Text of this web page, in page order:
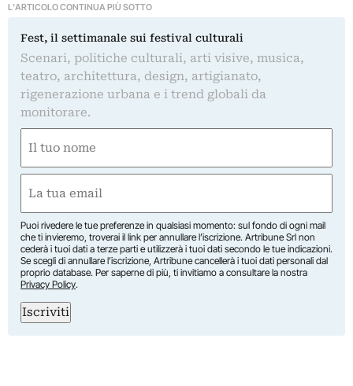
L'ARTICOLO CONTINUA PIÙ SOTTO
Fest, il settimanale sui festival culturali
Scenari, politiche culturali, arti visive, musica,
teatro, architettura, design, artigianato,
rigenerazione urbana e i trend globali da
monitorare.
(Required)
First
(Required)
Puoi rivedere le tue preferenze in qualsiasi momento: sul fondo di ogni mail
che ti invieremo, troverai il link per annullare l’iscrizione. Artribune Srl non
cederà i tuoi dati a terze parti e utilizzerà i tuoi dati secondo le tue indicazioni.
Se scegli di annullare l’iscrizione, Artribune cancellerà i tuoi dati personali dal
proprio database. Per saperne di più, ti invitiamo a consultare la nostra
Privacy Policy.
Iscriviti